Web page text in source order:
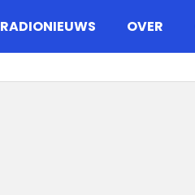
RADIONIEUWS OVER